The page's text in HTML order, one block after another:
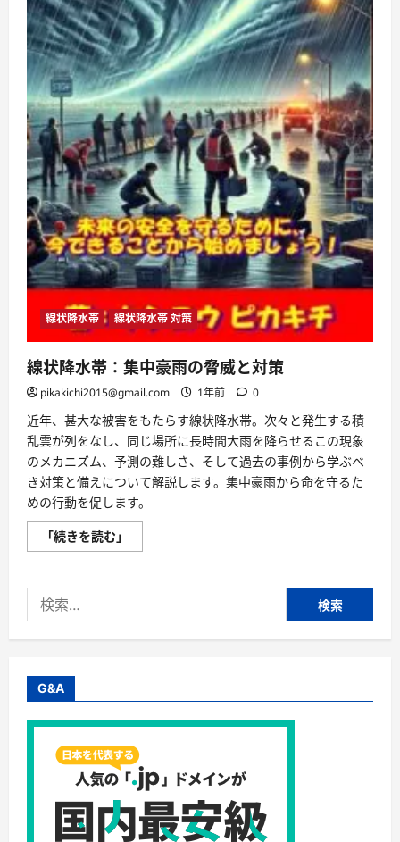
偽
に
右
往
左
往
す
る
よ
り
も、
「い
か
に
賢
く、
そ
し
て
具
体
的
に
備
え
る
か」
に
焦
点
当
た、
ま
さ
に“今”求
め
ら
れ
る
新
防
指
書
つ
に
読
む
線状降水帯 線状降水帯 対策
線状降水帯：集中豪雨の脅威と対策
pikakichi2015@gmail.com 1年前 0
近年、甚大な被害をもたらす線状降水帯。次々と発生する積
乱雲が列をなし、同じ場所に長時間大雨を降らせるこの現象
のメカニズム、予測の難しさ、そして過去の事例から学ぶべ
き対策と備えについて解説します。集中豪雨から命を守るた
めの行動を促します。
「続きを読む」
状
帯：
豪
雨
対
に
い
て
さ
ら
読
む
索:
G&A